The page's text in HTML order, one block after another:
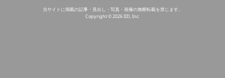
当サイトに掲載の記事・見出し・写真・画像の無断転載を禁じます。
Copyright © 2026 IID, Inc.